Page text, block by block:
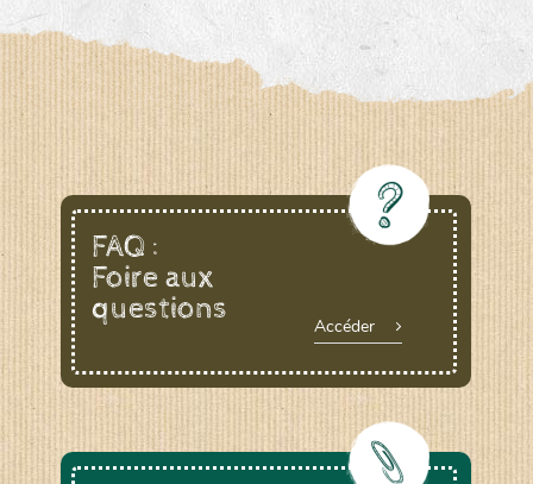
FAQ :
Foire aux
questions
Accéder